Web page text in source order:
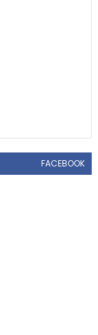
FACEBOOK